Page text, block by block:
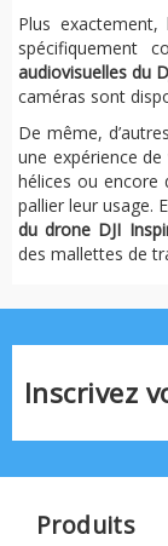
Plus exactement,
spécifiquement
audiovisuelles du
caméras sont
De même,
une expérience
hélices ou encore
pallier leur usage.
du drone DJI
des mallettes de
Inscrivez
Produits